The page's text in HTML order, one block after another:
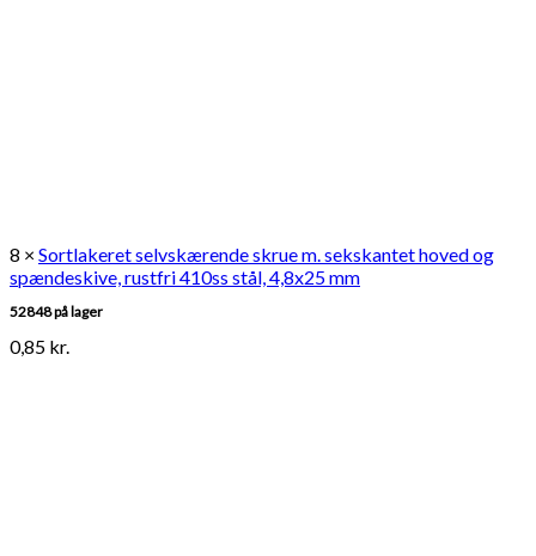
8 × Sortlakeret selvskærende skrue m. sekskantet hoved og
spændeskive, rustfri 410ss stål, 4,8x25 mm
52848 på lager
0,85 kr.